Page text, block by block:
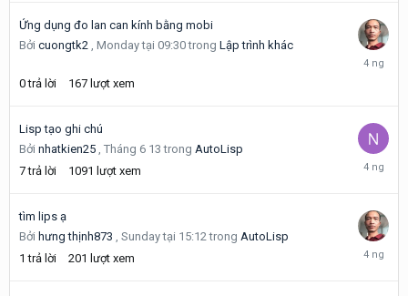
Ứng dụng đo lan can kính bằng mobi
Bởi cuongtk2 , Monday tại 09:30trong Lập trình khác
0 trả lời 167 lượt xem
Monday
Lisp tạo ghi chú
Bởi nhatkien25 , Tháng 6 13 trong AutoLisp
7 trả lời 1091 lượt xem
Monday
tìm lips ạ
Bởi hưng thịnh873 , Sunday tại 15:12trong AutoLisp
1 trả lời 201 lượt xem
Monday